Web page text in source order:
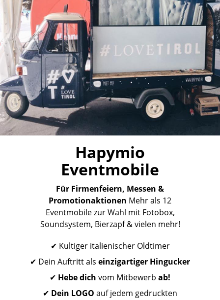
Hapymio
Eventmobile
Für Firmenfeiern, Messen &
Promotionaktionen Mehr als 12
Eventmobile zur Wahl mit Fotobox,
Soundsystem, Bierzapf & vielen mehr!
✔ Kultiger italienischer Oldtimer
✔ Dein Auftritt als einzigartiger Hingucker
✔ Hebe dich vom Mitbewerb ab!
✔ Dein LOGO auf jedem gedruckten